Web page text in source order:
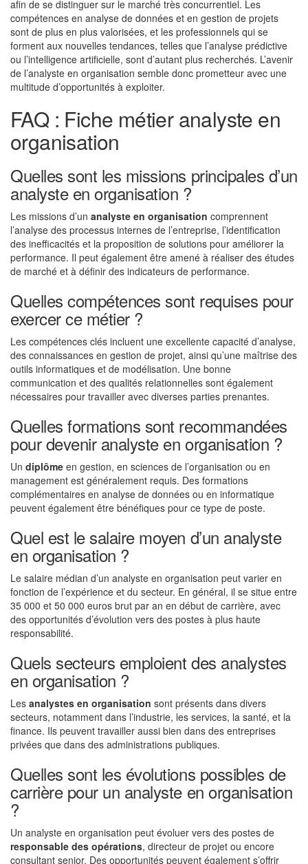
afin de se distinguer sur le marché très concurrentiel. Les
compétences en analyse de données et en gestion de projets
sont de plus en plus valorisées, et les professionnels qui se
forment aux nouvelles tendances, telles que l’analyse prédictive
ou l’intelligence artificielle, sont d’autant plus recherchés. L’avenir
de l’analyste en organisation semble donc prometteur avec une
multitude d’opportunités à exploiter.
FAQ : Fiche métier analyste en
organisation
Quelles sont les missions principales d’un
analyste en organisation ?
Les missions d’un analyste en organisation comprennent
l’analyse des processus internes de l’entreprise, l’identification
des inefficacités et la proposition de solutions pour améliorer la
performance. Il peut également être amené à réaliser des études
de marché et à définir des indicateurs de performance.
Quelles compétences sont requises pour
exercer ce métier ?
Les compétences clés incluent une excellente capacité d’analyse,
des connaissances en gestion de projet, ainsi qu’une maîtrise des
outils informatiques et de modélisation. Une bonne
communication et des qualités relationnelles sont également
nécessaires pour travailler avec diverses parties prenantes.
Quelles formations sont recommandées
pour devenir analyste en organisation ?
Un diplôme en gestion, en sciences de l’organisation ou en
management est généralement requis. Des formations
complémentaires en analyse de données ou en informatique
peuvent également être bénéfiques pour ce type de poste.
Quel est le salaire moyen d’un analyste
en organisation ?
Le salaire médian d’un analyste en organisation peut varier en
fonction de l’expérience et du secteur. En général, il se situe entre
35 000 et 50 000 euros brut par an en début de carrière, avec
des opportunités d’évolution vers des postes à plus haute
responsabilité.
Quels secteurs emploient des analystes
en organisation ?
Les analystes en organisation sont présents dans divers
secteurs, notamment dans l’industrie, les services, la santé, et la
finance. Ils peuvent travailler aussi bien dans des entreprises
privées que dans des administrations publiques.
Quelles sont les évolutions possibles de
carrière pour un analyste en organisation
?
Un analyste en organisation peut évoluer vers des postes de
responsable des opérations, directeur de projet ou encore
consultant senior. Des opportunités peuvent également s’offrir